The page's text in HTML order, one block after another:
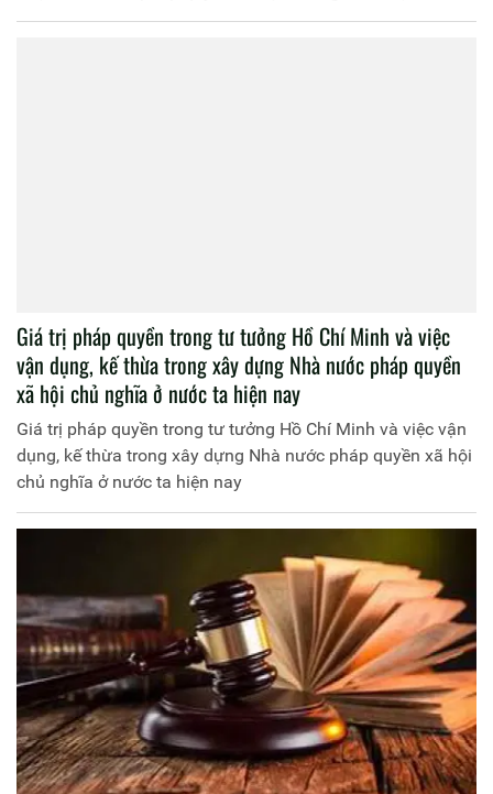
Giá trị pháp quyền trong tư tưởng Hồ Chí Minh và việc
vận dụng, kế thừa trong xây dựng Nhà nước pháp quyền
xã hội chủ nghĩa ở nước ta hiện nay
Giá trị pháp quyền trong tư tưởng Hồ Chí Minh và việc vận
dụng, kế thừa trong xây dựng Nhà nước pháp quyền xã hội
chủ nghĩa ở nước ta hiện nay